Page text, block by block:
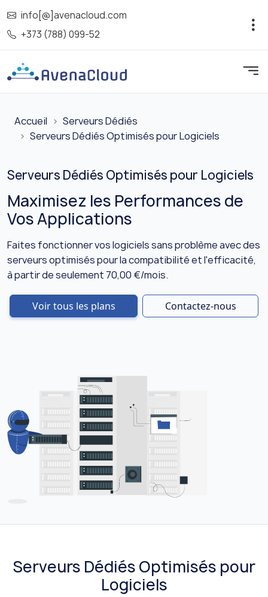
info[@]avenacloud.com
+373 (788) 099-52
Accueil
Serveurs Dédiés
Serveurs Dédiés Optimisés pour Logiciels
Serveurs Dédiés Optimisés pour Logiciels
Maximisez les Performances de
Vos Applications
Faites fonctionner vos logiciels sans problème avec des
serveurs optimisés pour la compatibilité et l'efficacité,
à partir de seulement 70,00 €/mois.
Voir tous les plans Contactez-nous
Serveurs Dédiés Optimisés pour
Logiciels